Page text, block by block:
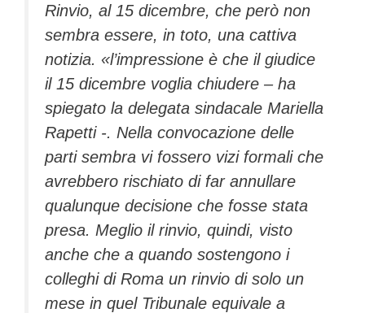
Rinvio, al 15 dicembre, che però non
sembra essere, in toto, una cattiva
notizia. «l’impressione è che il giudice
il 15 dicembre voglia chiudere – ha
spiegato la delegata sindacale Mariella
Rapetti -. Nella convocazione delle
parti sembra vi fossero vizi formali che
avrebbero rischiato di far annullare
qualunque decisione che fosse stata
presa. Meglio il rinvio, quindi, visto
anche che a quando sostengono i
colleghi di Roma un rinvio di solo un
mese in quel Tribunale equivale a